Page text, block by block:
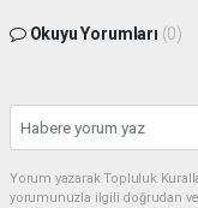
Okuyu Yorumları (0)
Yorum yazarak Topluluk
yorumunuzla ilgili doğrudan